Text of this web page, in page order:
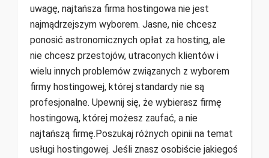
uwagę, najtańsza firma hostingowa nie jest
najmądrzejszym wyborem. Jasne, nie chcesz
ponosić astronomicznych opłat za hosting, ale
nie chcesz przestojów, utraconych klientów i
wielu innych problemów związanych z wyborem
firmy hostingowej, której standardy nie są
profesjonalne. Upewnij się, że wybierasz firmę
hostingową, której możesz zaufać, a nie
najtańszą firmę.Poszukaj różnych opinii na temat
usługi hostingowej. Jeśli znasz osobiście jakiegoś